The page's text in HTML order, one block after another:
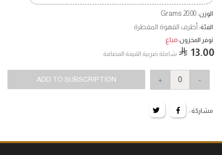
الوزن: 20.00 Grams
الفئة: أظرف القهوة المقطرة
توفر المخزون:مباع
13.00 شاملة ضربية القيمة المضافة
-
+
ADD TO SUBSCRIPTION
مشاركة :